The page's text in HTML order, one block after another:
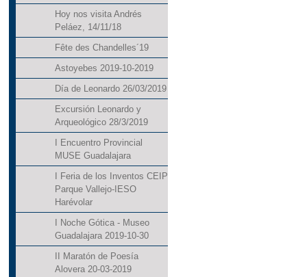
Hoy nos visita Andrés
Peláez, 14/11/18
Fête des Chandelles´19
Astoyebes 2019-10-2019
Día de Leonardo 26/03/2019
Excursión Leonardo y
Arqueológico 28/3/2019
I Encuentro Provincial
MUSE Guadalajara
I Feria de los Inventos CEIP
Parque Vallejo-IESO
Harévolar
I Noche Gótica - Museo
Guadalajara 2019-10-30
II Maratón de Poesía
Alovera 20-03-2019